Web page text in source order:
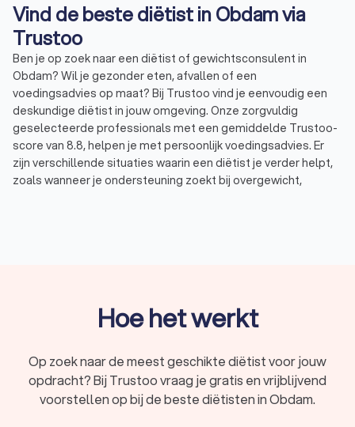
Vind de beste diëtist in Obdam via
Trustoo
Ben je op zoek naar een diëtist of gewichtsconsulent in
Obdam? Wil je gezonder eten, afvallen of een
voedingsadvies op maat? Bij Trustoo vind je eenvoudig een
deskundige diëtist in jouw omgeving. Onze zorgvuldig
geselecteerde professionals met een gemiddelde Trustoo-
score van 8.8, helpen je met persoonlijk voedingsadvies. Er
zijn verschillende situaties waarin een diëtist je verder helpt,
zoals wanneer je ondersteuning zoekt bij overgewicht,
Een diëtist is een deskundige op het gebied van voeding en
gezondheid. Hij of zij helpt je om bewuste en gezonde
situatie. Tijdens het afvallen, aankomen, wanneer je je
energieker wilt voelen of een specifiek dieet nodig hebt
vanwege een medische aandoening, geeft een diëtist
Hoe het werkt
Op zoek naar de meest geschikte diëtist voor jouw
opdracht? Bij Trustoo vraag je gratis en vrijblijvend
voorstellen op bij de beste diëtisten in Obdam.